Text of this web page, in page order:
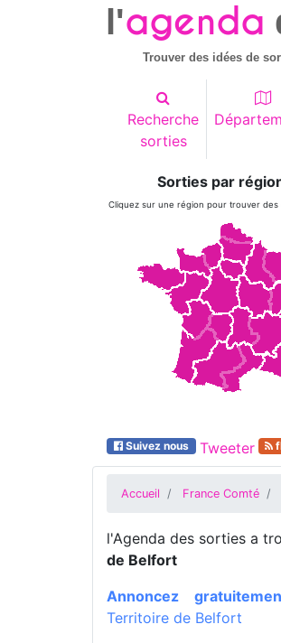
l'agenda
Trouver des idées de
Recherche
sorties
Sorties par
Cliquez sur une région pour trouver des
Suivez nous Tweeter
Accueil France Comté
l'Agenda des sorties a
de Belfort
Annoncez
Territoire de Belfort